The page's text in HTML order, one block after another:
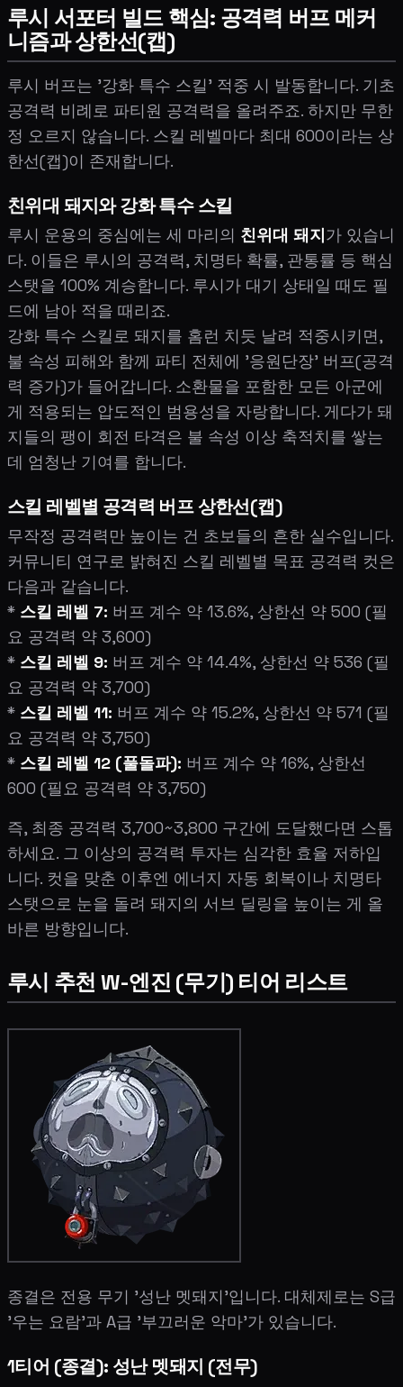
루시 서포터 빌드 핵심: 공격력 버프 메커
니즘과 상한선(캡)
루시 버프는 '강화 특수 스킬' 적중 시 발동합니다. 기초
공격력 비례로 파티원 공격력을 올려주죠. 하지만 무한
정 오르지 않습니다. 스킬 레벨마다 최대 600이라는 상
한선(캡)이 존재합니다.
친위대 돼지와 강화 특수 스킬
루시 운용의 중심에는 세 마리의 친위대 돼지가 있습니
다. 이들은 루시의 공격력, 치명타 확률, 관통률 등 핵심
스탯을 100% 계승합니다. 루시가 대기 상태일 때도 필
드에 남아 적을 때리죠.
강화 특수 스킬로 돼지를 홈런 치듯 날려 적중시키면,
불 속성 피해와 함께 파티 전체에 '응원단장' 버프(공격
력 증가)가 들어갑니다. 소환물을 포함한 모든 아군에
게 적용되는 압도적인 범용성을 자랑합니다. 게다가 돼
지들의 팽이 회전 타격은 불 속성 이상 축적치를 쌓는
데 엄청난 기여를 합니다.
스킬 레벨별 공격력 버프 상한선(캡)
무작정 공격력만 높이는 건 초보들의 흔한 실수입니다.
커뮤니티 연구로 밝혀진 스킬 레벨별 목표 공격력 컷은
다음과 같습니다.
* 스킬 레벨 7: 버프 계수 약 13.6%, 상한선 약 500 (필
요 공격력 약 3,600)
* 스킬 레벨 9: 버프 계수 약 14.4%, 상한선 약 536 (필
요 공격력 약 3,700)
* 스킬 레벨 11: 버프 계수 약 15.2%, 상한선 약 571 (필
요 공격력 약 3,750)
* 스킬 레벨 12 (풀돌파): 버프 계수 약 16%, 상한선
600 (필요 공격력 약 3,750)
즉, 최종 공격력 3,700~3,800 구간에 도달했다면 스톱
하세요. 그 이상의 공격력 투자는 심각한 효율 저하입
니다. 컷을 맞춘 이후엔 에너지 자동 회복이나 치명타
스탯으로 눈을 돌려 돼지의 서브 딜링을 높이는 게 올
바른 방향입니다.
루시 추천 W-엔진 (무기) 티어 리스트
종결은 전용 무기 '성난 멧돼지'입니다. 대체제로는 S급
'우는 요람'과 A급 '부끄러운 악마'가 있습니다.
1티어 (종결): 성난 멧돼지 (전무)